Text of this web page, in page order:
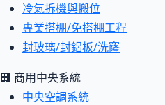
冷氣拆機與搬位
專業搭棚/免搭棚工程
封玻璃/封鋁板/洗窿
🏢 商用中央系統
中央空調系統